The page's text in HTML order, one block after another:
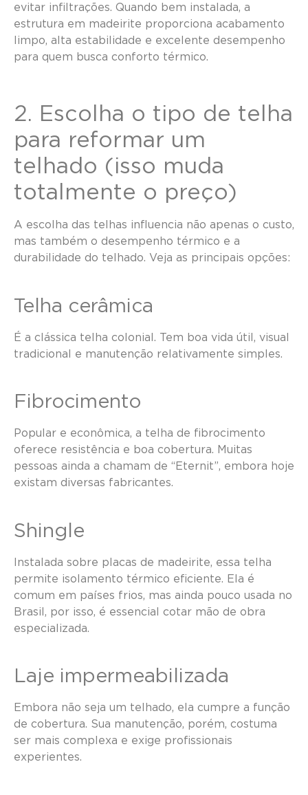
evitar infiltrações. Quando bem instalada, a
estrutura em madeirite proporciona acabamento
limpo, alta estabilidade e excelente desempenho
para quem busca conforto térmico.
2. Escolha o tipo de telha
para reformar um
telhado (isso muda
totalmente o preço)
A escolha das telhas influencia não apenas o custo,
mas também o desempenho térmico e a
durabilidade do telhado. Veja as principais opções:
Telha cerâmica
É a clássica telha colonial. Tem boa vida útil, visual
tradicional e manutenção relativamente simples.
Fibrocimento
Popular e econômica, a telha de fibrocimento
oferece resistência e boa cobertura. Muitas
pessoas ainda a chamam de “Eternit”, embora hoje
existam diversas fabricantes.
Shingle
Instalada sobre placas de madeirite, essa telha
permite isolamento térmico eficiente. Ela é
comum em países frios, mas ainda pouco usada no
Brasil, por isso, é essencial cotar mão de obra
especializada.
Laje impermeabilizada
Embora não seja um telhado, ela cumpre a função
de cobertura. Sua manutenção, porém, costuma
ser mais complexa e exige profissionais
experientes.